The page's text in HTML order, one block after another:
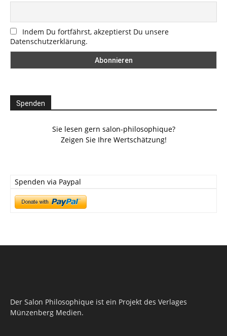
Indem Du fortfährst, akzeptierst Du unsere
Datenschutzerklärung.
Spenden
Sie lesen gern salon-philosophique?
Zeigen Sie Ihre Wertschätzung!
Spenden via Paypal
Der Salon Philosophique ist ein Projekt des Verlages
Münzenberg Medien.